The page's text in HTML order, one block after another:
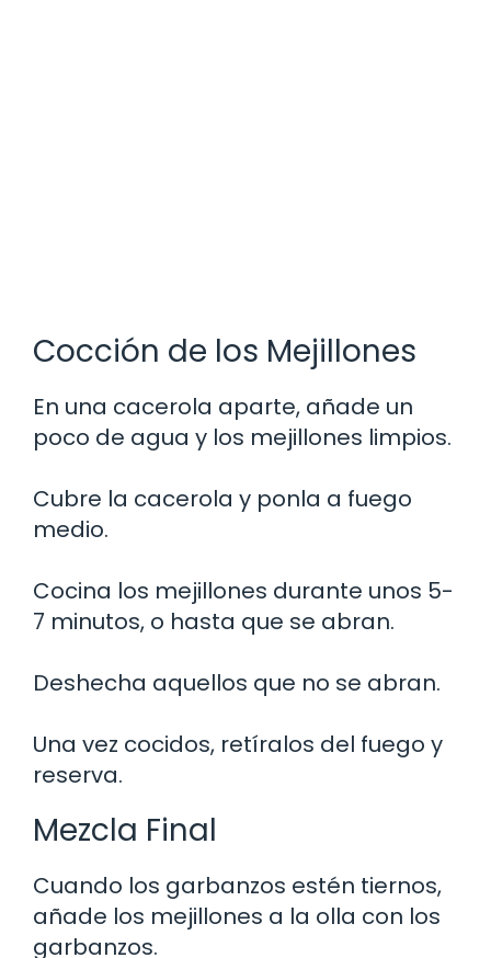
Cocción de los Mejillones
En una cacerola aparte, añade un
poco de agua y los mejillones limpios.
Cubre la cacerola y ponla a fuego
medio.
Cocina los mejillones durante unos 5-
7 minutos, o hasta que se abran.
Deshecha aquellos que no se abran.
Una vez cocidos, retíralos del fuego y
reserva.
Mezcla Final
Cuando los garbanzos estén tiernos,
añade los mejillones a la olla con los
garbanzos.